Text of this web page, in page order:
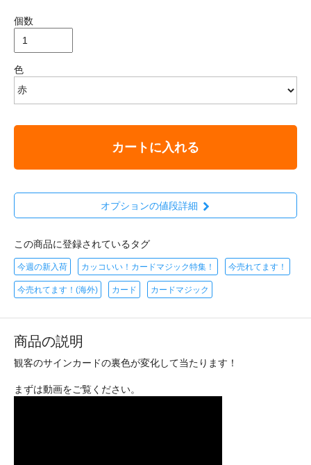
個数
色
カートに入れる
オプションの値段詳細
この商品に登録されているタグ
今週の新入荷 カッコいい！カードマジック特集！ 今売れてます！
今売れてます！(海外) カード カードマジック
商品の説明
観客のサインカードの裏色が変化して当たります！
まずは動画をご覧ください。